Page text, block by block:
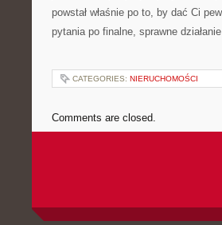
powstał właśnie po to, by dać Ci
pytania po finalne, sprawne
CATEGORIES: NIERUCHOMOŚCI
Comments are closed.